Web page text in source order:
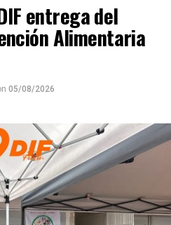
“Camino a Fortín
de Yanga
entrega del
Alimentaria
05/08/2026